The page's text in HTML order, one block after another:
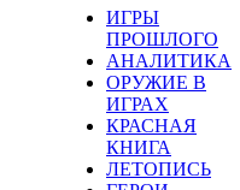
ИГРЫ
ПРОШЛОГО
АНАЛИТИКА
ОРУЖИЕ В
ИГРАХ
КРАСНАЯ
КНИГА
ЛЕТОПИСЬ